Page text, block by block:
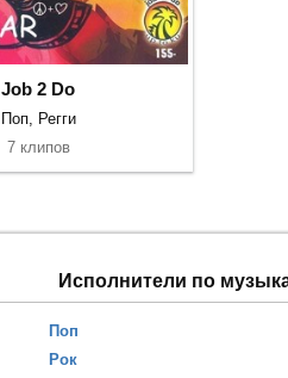
Job 2 Do
Поп, Регги
7 клипов
Исполнители по
Поп
Рок